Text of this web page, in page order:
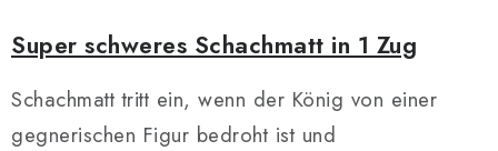
SCHACH-ANTIQUITÄTENLADEN
Super schweres Schachmatt in 1 Zug
Schachmatt tritt ein, wenn der König von einer
gegnerischen Figur bedroht ist und